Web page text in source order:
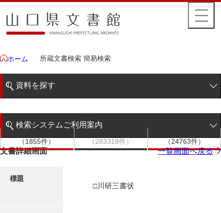
ホーム 所蔵文書検索 簡易検索
資料を探す
階層検索
検索システムご利用案内
検索システムの利用について
（1855件）
（283318件）
（24763件）
文書詳細画面 一覧画面へ戻る
標題
□川研三書状